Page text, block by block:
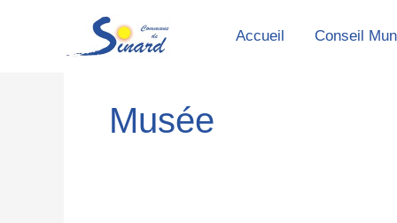
Accueil Conseil
Musée